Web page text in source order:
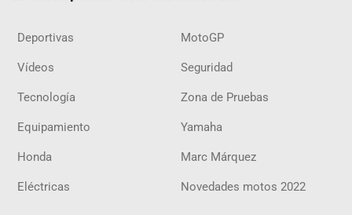
Deportivas MotoGP
Vídeos Seguridad
Tecnología Zona de Pruebas
Equipamiento Yamaha
Honda Marc Márquez
Eléctricas Novedades motos 2022